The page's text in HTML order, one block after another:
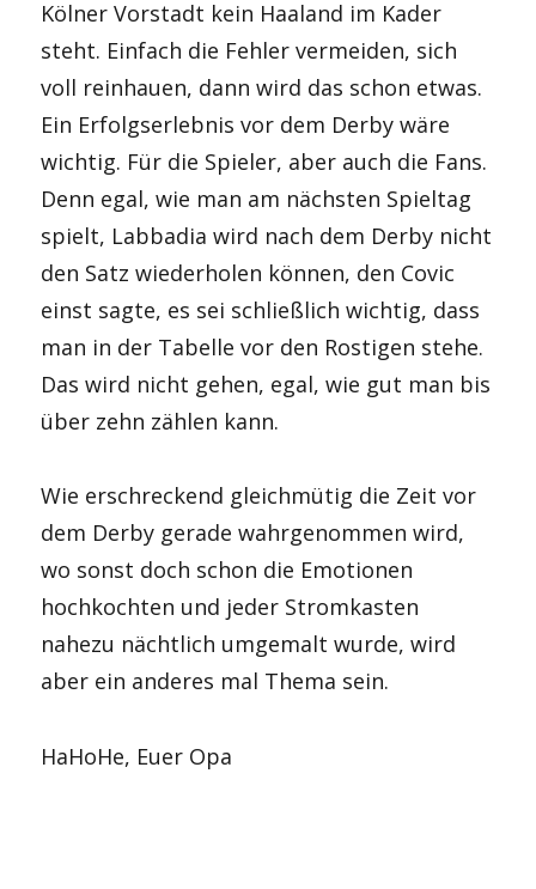
Kölner Vorstadt kein Haaland im Kader
steht. Einfach die Fehler vermeiden, sich
voll reinhauen, dann wird das schon etwas.
Ein Erfolgserlebnis vor dem Derby wäre
wichtig. Für die Spieler, aber auch die Fans.
Denn egal, wie man am nächsten Spieltag
spielt, Labbadia wird nach dem Derby nicht
den Satz wiederholen können, den Covic
einst sagte, es sei schließlich wichtig, dass
man in der Tabelle vor den Rostigen stehe.
Das wird nicht gehen, egal, wie gut man bis
über zehn zählen kann.
Wie erschreckend gleichmütig die Zeit vor
dem Derby gerade wahrgenommen wird,
wo sonst doch schon die Emotionen
hochkochten und jeder Stromkasten
nahezu nächtlich umgemalt wurde, wird
aber ein anderes mal Thema sein.
HaHoHe, Euer Opa